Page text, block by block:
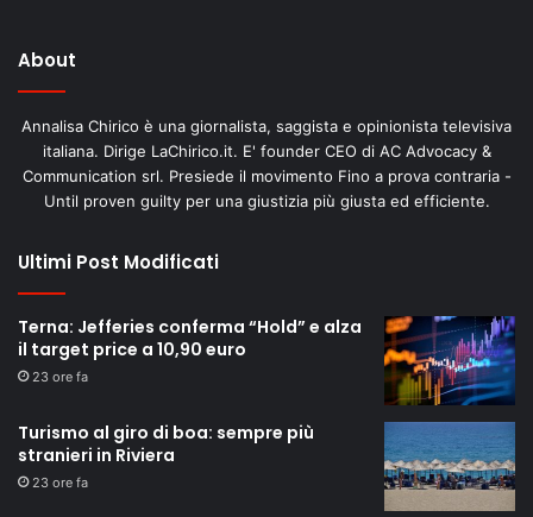
About
Annalisa Chirico è una giornalista, saggista e opinionista televisiva
italiana. Dirige LaChirico.it. E' founder CEO di AC Advocacy &
Communication srl. Presiede il movimento Fino a prova contraria -
Until proven guilty per una giustizia più giusta ed efficiente.
Ultimi Post Modificati
Terna: Jefferies conferma “Hold” e alza
il target price a 10,90 euro
23 ore fa
Turismo al giro di boa: sempre più
stranieri in Riviera
23 ore fa